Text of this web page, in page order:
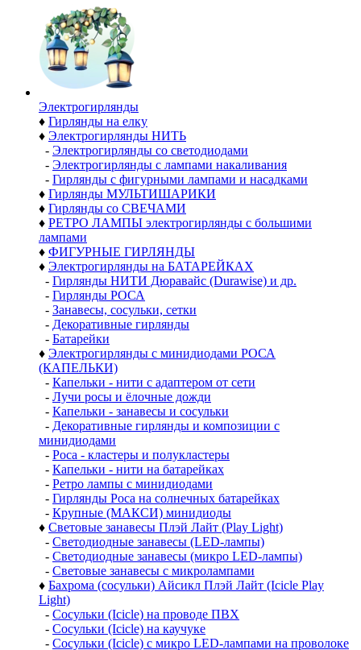
Электро­гирлянды
♦ Гирлянды на елку
♦ Электрогирлянды НИТЬ
- Электрогирлянды со светодиодами
- Электрогирлянды с лампами накаливания
- Гирлянды с фигурными лампами и насадками
♦ Гирлянды МУЛЬТИШАРИКИ
♦ Гирлянды со СВЕЧАМИ
♦ РЕТРО ЛАМПЫ электрогирлянды с большими
лампами
♦ ФИГУРНЫЕ ГИРЛЯНДЫ
♦ Электрогирлянды на БАТАРЕЙКАХ
- Гирлянды НИТИ Дюравайс (Durawise) и др.
- Гирлянды РОСА
- Занавесы, сосульки, сетки
- Декоративные гирлянды
- Батарейки
♦ Электрогирлянды с минидиодами РОСА
(КАПЕЛЬКИ)
- Капельки - нити с адаптером от сети
- Лучи росы и ёлочные дожди
- Капельки - занавесы и сосульки
- Декоративные гирлянды и композиции с
минидиодами
- Роса - кластеры и полукластеры
- Капельки - нити на батарейках
- Ретро лампы с минидиодами
- Гирлянды Роса на солнечных батарейках
- Крупные (МАКСИ) минидиоды
♦ Световые занавесы Плэй Лайт (Play Light)
- Светодиодные занавесы (LED-лампы)
- Светодиодные занавесы (микро LED-лампы)
- Световые занавесы с микролампами
♦ Бахрома (сосульки) Айсикл Плэй Лайт (Icicle Play
Light)
- Сосульки (Icicle) на проводе ПВХ
- Сосульки (Icicle) на каучуке
- Сосульки (Icicle) с микро LED-лампами на проволоке